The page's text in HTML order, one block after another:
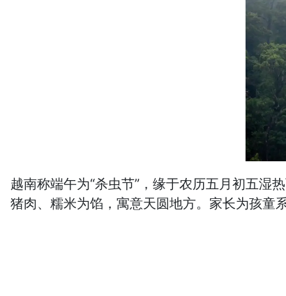
越南称端午为“杀虫节”，缘于农历五月初五湿
猪肉、糯米为馅，寓意天圆地方。家长为孩童